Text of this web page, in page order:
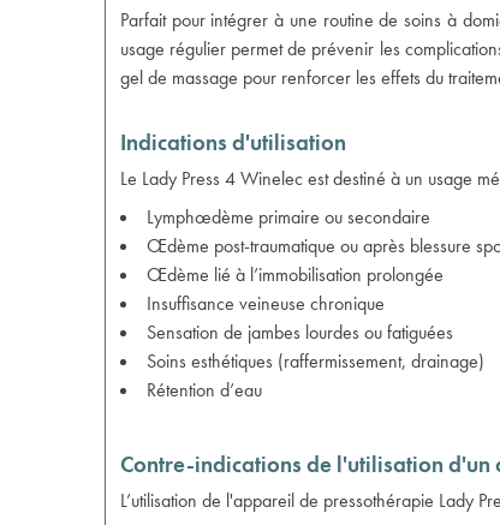
Parfait pour intégrer à une routine de soins à
usage régulier permet de prévenir les
gel de massage pour renforcer les effets du
Indications d'utilisation
Le Lady Press 4 Winelec est destiné à un usage
Lymphœdème primaire ou secondaire
Œdème post-traumatique ou après blessure
Œdème lié à l’immobilisation prolongée
Insuffisance veineuse chronique
Sensation de jambes lourdes ou fatiguées
Soins esthétiques (raffermissement, drainage)
Rétention d’eau
Contre-indications de l'utilisation
L’utilisation de l'appareil de pressothérapie Lady